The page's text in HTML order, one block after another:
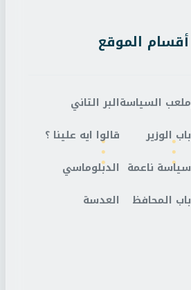
أقسام الموقع
ملعب السياسة
باب الوزير
سياسة ناعمة
باب المحافظ
البر التاني
قالوا ايه علينا ؟
الدبلوماسي
العدسة